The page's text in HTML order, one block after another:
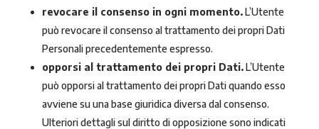
revocare il consenso in ogni momento.L’Utente
può revocare il consenso al trattamento dei propri Dati
Personali precedentemente espresso.
opporsi al trattamento dei propri Dati.L’Utente
può opporsi al trattamento dei propri Dati quando esso
avviene su una base giuridica diversa dal consenso.
Ulteriori dettagli sul diritto di opposizione sono indicati